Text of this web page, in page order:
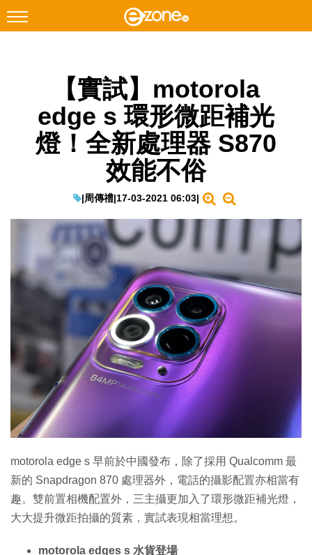
Instagram
科技焦點
網絡生活
EduTech
生成式AI與雲端應用
Enterprise Digital Transformation
【實試】motorola
edge s 環形微距補光
燈！全新處理器 S870
效能不俗
|周傳禮|17-03-2021 06:03|
motorola edge s 早前於中國發布，除了採用 Qualcomm 最
新的 Snapdragon 870 處理器外，電話的攝影配置亦相當有
趣。雙前置相機配置外，三主攝更加入了環形微距補光燈，
大大提升微距拍攝的質素，實試表現相當理想。
motorola edges s 水貨登場